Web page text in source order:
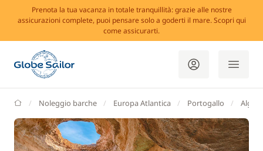
Prenota la tua vacanza in totale tranquillità: grazie alle nostre
assicurazioni complete, puoi pensare solo a goderti il mare. Scopri qui
come assicurarti.
GlobeSailor
Noleggio barche Europa Atlantica Portogallo